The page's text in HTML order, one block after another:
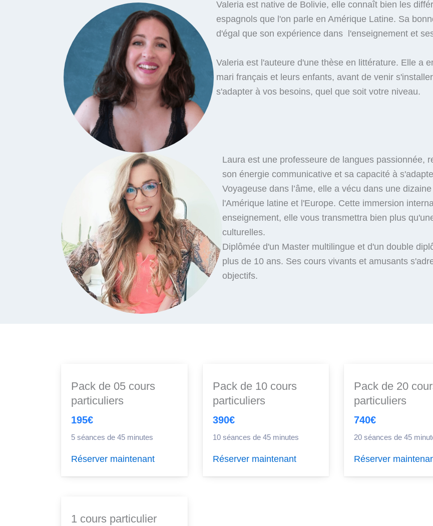
Valeria est native de Bolivie, elle connaît bien les
espagnols que l'on parle en Amérique Latine. Sa
d'égal que son expérience dans l'enseignement et
Valeria est l'auteure d'une thèse en littérature. Elle a
mari français et leurs enfants, avant de venir
s'adapter à vos besoins, quel que soit votre niveau.
Laura est une professeure de langues passionnée,
son énergie communicative et sa capacité à
Voyageuse dans l’âme, elle a vécu dans une
l'Amérique latine et l'Europe. Cette immersion
enseignement, elle vous transmettra bien plus
culturelles.
Diplômée d'un Master multilingue et d'un double
plus de 10 ans. Ses cours vivants et amusants
objectifs.
Pack de 05 cours
particuliers
195€
5 séances de 45 minutes
Réserver maintenant
Pack de 10 cours
particuliers
390€
10 séances de 45 minutes
Réserver maintenant
Pack de 20
particuliers
740€
20 séances de 45
Réserver
1 cours particulier